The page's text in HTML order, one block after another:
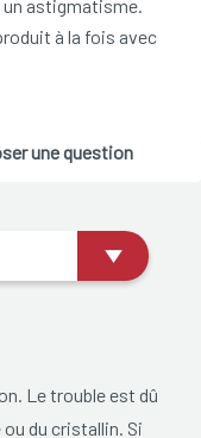
astigmatisme.
à la fois avec
une question
Le trouble est dû
ou du cristallin. Si